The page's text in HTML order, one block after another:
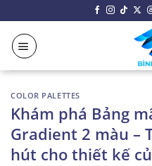
đến
nội
dung
COLOR PALETTES
Khám phá Bảng
Gradient 2 màu –
hút cho thiết kế